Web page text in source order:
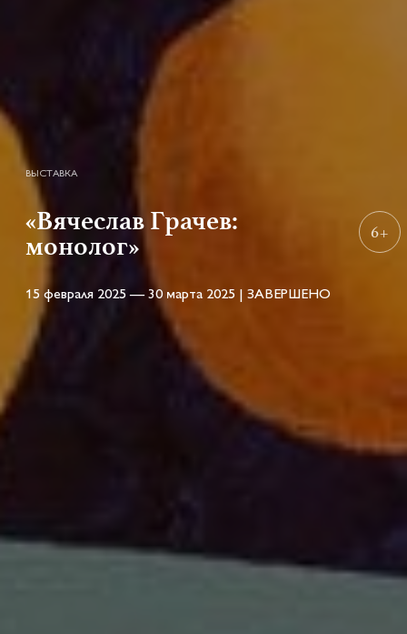
ВЫСТАВКА
«Вячеслав Грачев:
монолог»
15 февраля 2025 — 30 марта 2025 | ЗАВЕРШЕНО
6+